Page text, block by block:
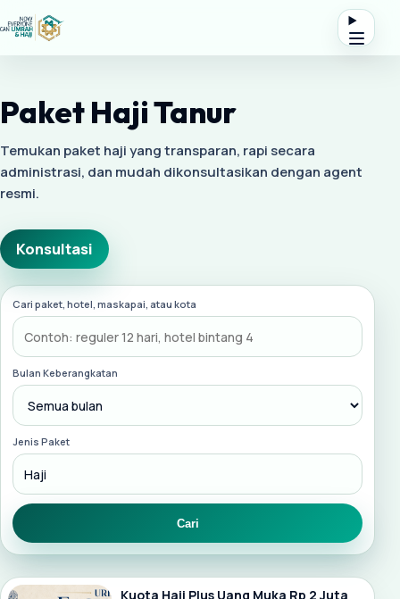
Paket Haji Tanur
Temukan paket haji yang transparan, rapi secara
administrasi, dan mudah dikonsultasikan dengan agent
resmi.
Konsultasi
Cari paket, hotel, maskapai, atau kota
Bulan Keberangkatan
Jenis Paket
Cari
Kuota Haji Plus Uang Muka Rp 2 Juta